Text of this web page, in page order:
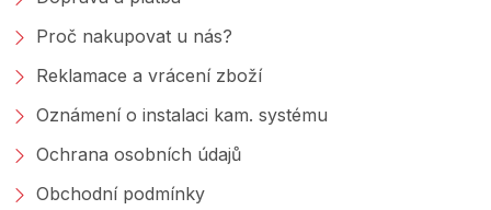
Proč nakupovat u nás?
Reklamace a vrácení zboží
Oznámení o instalaci kam. systému
Ochrana osobních údajů
Obchodní podmínky